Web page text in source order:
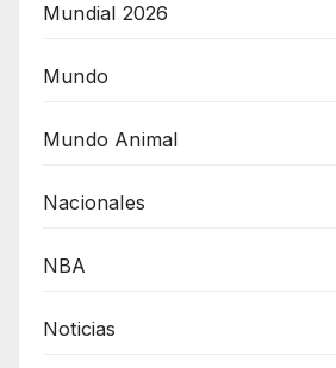
Mundial 2026
Mundo
Mundo Animal
Nacionales
NBA
Noticias